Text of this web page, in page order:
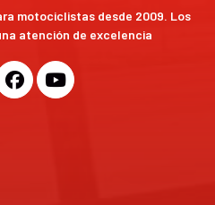
motociclistas desde 2009. Los
atención de excelencia